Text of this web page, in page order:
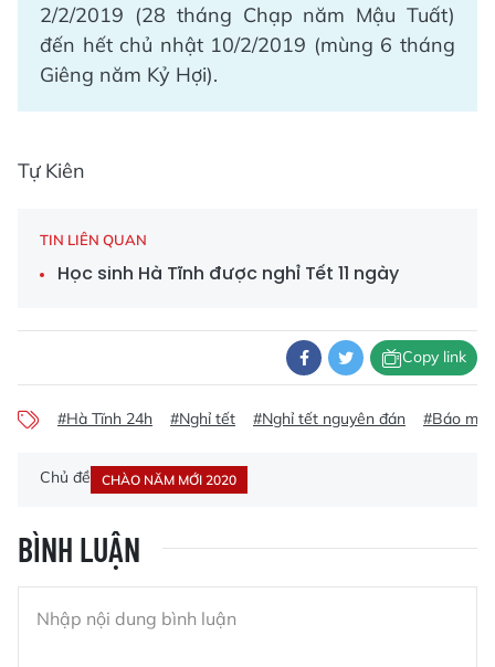
2/2/2019 (28 tháng Chạp năm Mậu Tuất)
đến hết chủ nhật 10/2/2019 (mùng 6 tháng
Giêng năm Kỷ Hợi).
Tự Kiên
TIN LIÊN QUAN
Học sinh Hà Tĩnh được nghỉ Tết 11 ngày
Copy link
#Hà Tĩnh 24h #Nghỉ tết #Nghỉ tết nguyên đán #Báo mới
Chủ đề CHÀO NĂM MỚI 2020
BÌNH LUẬN